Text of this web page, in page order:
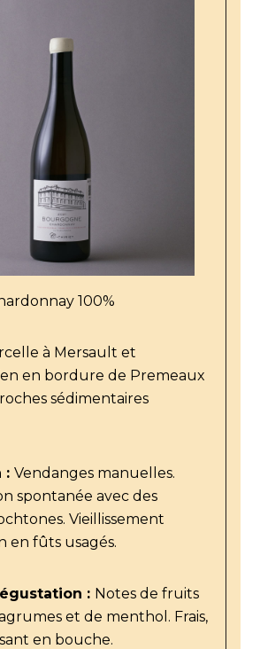
100%
à Mersault et
en bordure de Premeaux
sédimentaires
: Vendanges manuelles.
spontanée avec des
Vieillissement
en fûts usagés.
: Notes de fruits
et de menthol. Frais,
en bouche.